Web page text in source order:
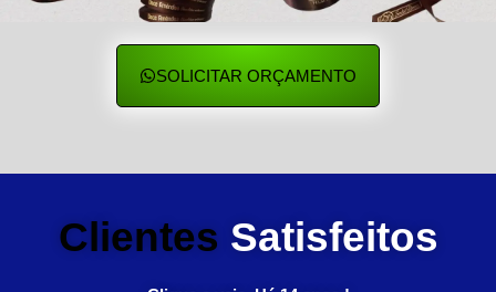
SOLICITAR ORÇAMENTO
Clientes Satisfeitos